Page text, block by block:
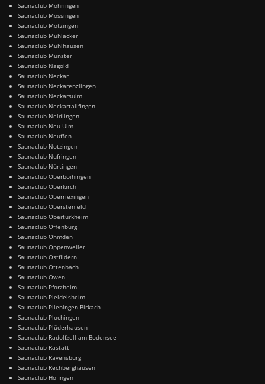
Saunaclub Möhringen
Saunaclub Mössingen
Saunaclub Mötzingen
Saunaclub Mühlacker
Saunaclub Mühlhausen
Saunaclub Münster
Saunaclub Nagold
Saunaclub Neckar
Saunaclub Neckarenzlingen
Saunaclub Neckarsulm
Saunaclub Neckartailfingen
Saunaclub Neidlingen
Saunaclub Neu-Ulm
Saunaclub Neuffen
Saunaclub Notzingen
Saunaclub Nufringen
Saunaclub Nürtingen
Saunaclub Oberboihingen
Saunaclub Oberkirch
Saunaclub Oberriexingen
Saunaclub Oberstenfeld
Saunaclub Obertürkheim
Saunaclub Offenburg
Saunaclub Ohmden
Saunaclub Oppenweiler
Saunaclub Ostfildern
Saunaclub Ottenbach
Saunaclub Owen
Saunaclub Pforzheim
Saunaclub Pleidelsheim
Saunaclub Plieningen-Birkach
Saunaclub Plochingen
Saunaclub Plüderhausen
Saunaclub Radolfzell am Bodensee
Saunaclub Rastatt
Saunaclub Ravensburg
Saunaclub Rechberghausen
Saunaclub Höfingen